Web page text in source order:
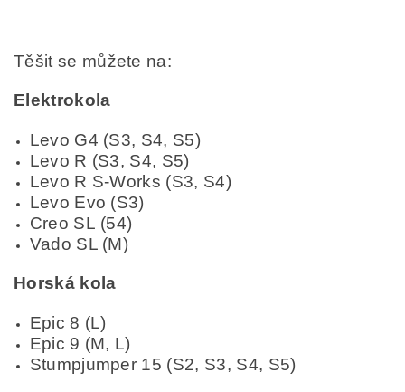
Těšit se můžete na:
Elektrokola
Levo G4 (S3, S4, S5)
Levo R (S3, S4, S5)
Levo R S-Works (S3, S4)
Levo Evo (S3)
Creo SL (54)
Vado SL (M)
Horská kola
Epic 8 (L)
Epic 9 (M, L)
Stumpjumper 15 (S2, S3, S4, S5)